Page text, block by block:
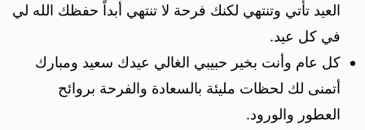
العيد تأتي وتنتهي لكنك فرحة لا تنتهي أبداً حفظك الله لي
في كل عيد.
كل عام وأنت بخير حبيبي الغالي عيدك سعيد ومبارك
أتمنى لك لحظات مليئة بالسعادة والفرحة بروائح
العطور والورود.